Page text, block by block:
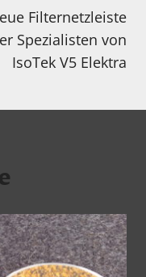
Filternetzleiste
Spezialisten von
IsoTek V5 Elektra